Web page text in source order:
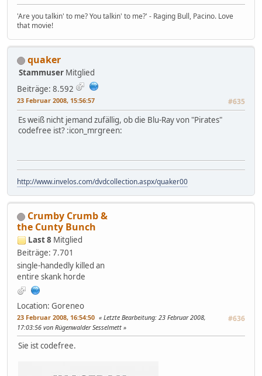
'Are you talkin' to me? You talkin' to me?' - Raging Bull, Pacino. Love
that movie!
quaker
Stammuser Mitglied
Beiträge: 8.592
23 Februar 2008, 15:56:57 #635
Es weiß nicht jemand zufällig, ob die Blu-Ray von "Pirates"
codefree ist? :icon_mrgreen:
http://www.invelos.com/dvdcollection.aspx/quaker00
Crumby Crumb &
the Cunty Bunch
Last 8 Mitglied
Beiträge: 7.701
single-handedly killed an
entire skank horde
Location: Goreneo
23 Februar 2008, 16:54:50 #636
Letzte Bearbeitung: 23 Februar 2008,
17:03:56 von Rügenwalder Sesselmett
Sie ist codefree.